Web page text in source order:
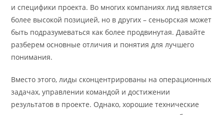
и специфики проекта. Во многих компаниях лид является
более высокой позицией, но в других – сеньорская может
быть подразумеваться как более продвинутая. Давайте
разберем основные отличия и понятия для лучшего
понимания.
Вместо этого, лиды сконцентрированы на операционных
задачах, управлении командой и достижении
результатов в проекте. Однако, хорошие технические